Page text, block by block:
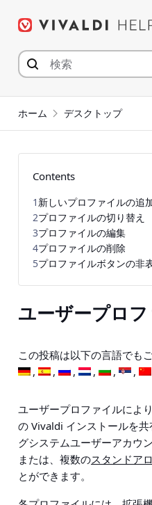
ホーム デスクトップ
ユーザープロ
この投稿は以下の言語でも
ユーザープロファイルによ
の Vivaldi インストールを
グシステムユーザーアカウ
または、複数のスタンドア
とができます。
Contents
1 新しいプロファイルの追
2プロファイルの切り替え
3プロファイルの編集
4プロファイルの削除
5プロファイルボタンの非